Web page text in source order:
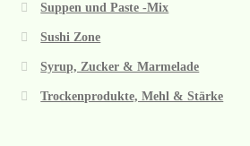
Suppen und Paste -Mix
Sushi Zone
Syrup, Zucker & Marmelade
Trockenprodukte, Mehl & Stärke